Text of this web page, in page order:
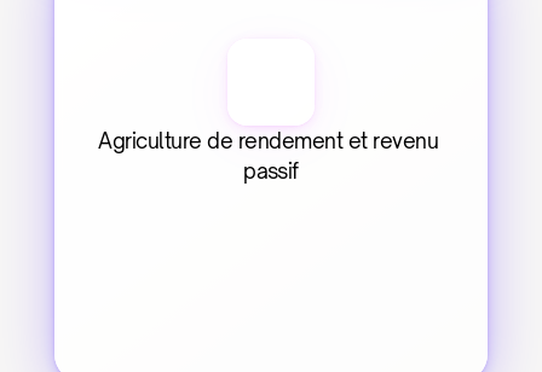
Agriculture de rendement et revenu
passif